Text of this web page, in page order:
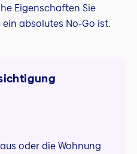
Eigenschaften Sie
absolutes No-Go ist.
oder die Wohnung